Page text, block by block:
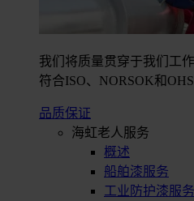
我们将质量贯穿于我们工
符合ISO、NORSOK和
品质保证
海虹老人服务
概述
船舶漆服务
工业防护漆服务